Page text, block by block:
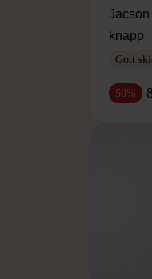
Jacson
knapp
Gott
50%